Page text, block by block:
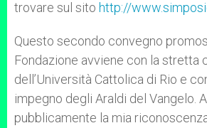
trovare sul sito http://
Questo secondo convegno
Fondazione avviene con la stretta
dell’Università Cattolica di Rio e
impegno degli Araldi del Vangelo.
pubblicamente la mia